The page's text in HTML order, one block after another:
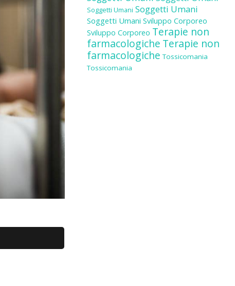
Soggetti Umani Soggetti Umani
Soggetti Umani Sviluppo Corporeo
Sviluppo Corporeo Terapie non
farmacologiche Terapie non
farmacologiche Tossicomania
Tossicomania